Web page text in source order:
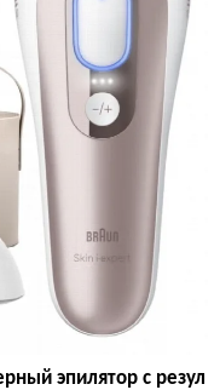
эпилятор с резул